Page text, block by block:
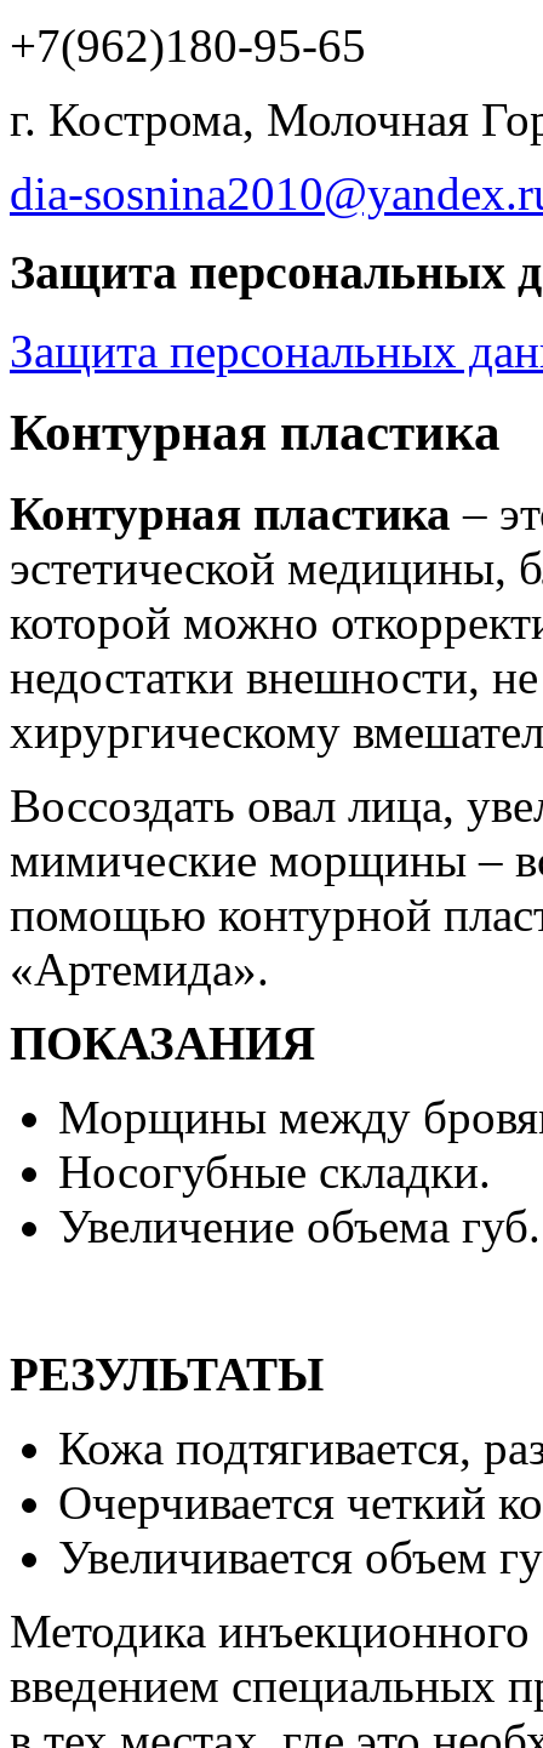
+7(962)180-95-65
г. Кострома, Молочная
dia-
Защита персональных
Защита персональных
Контурная пластика
Контурная пластика –
эстетической медицины,
которой можно
недостатки внешности,
хирургическому
Воссоздать овал лица,
мимические морщины –
помощью контурной
«Артемида».
ПОКАЗАНИЯ
Морщины между
Носогубные складки.
Увеличение объема губ.
РЕЗУЛЬТАТЫ
Кожа подтягивается,
Очерчивается четкий
Увеличивается объем
Методика
введением специальных